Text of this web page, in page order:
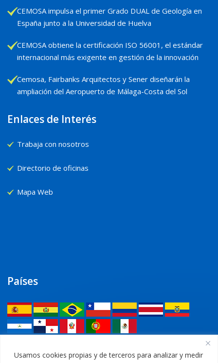
Usamos cookies propias y de terceros para analizar y medir
CEMOSA impulsa el primer Grado DUAL de Geología en
España junto a la Universidad de Huelva
CEMOSA obtiene la certificación ISO 56001, el estándar
internacional más exigente en gestión de la innovación
Cemosa, Fairbanks Arquitectos y Sener diseñarán la
ampliación del Aeropuerto de Málaga-Costa del Sol
Enlaces de Interés
Trabaja con nosotros
Directorio de oficinas
Mapa Web
Países
Legal